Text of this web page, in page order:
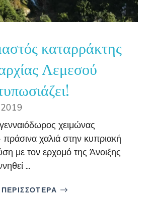
καταρράκτης
Λεμεσού
χειμώνας
χαλιά στην κυπριακή
με τον ερχομό της Άνοιξης
...